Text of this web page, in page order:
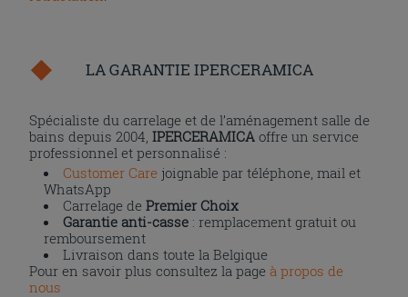
LA GARANTIE IPERCERAMICA
Spécialiste du carrelage et de l’aménagement salle de
bains depuis 2004,IPERCERAMICA offre un service
professionnel et personnalisé :
Customer Care joignable par téléphone, mail et
WhatsApp
Carrelage dePremier Choix
Garantie anti-casse : remplacement gratuit ou
remboursement
Livraison dans toute la Belgique
Pour en savoir plus consultez la page à propos de
nous